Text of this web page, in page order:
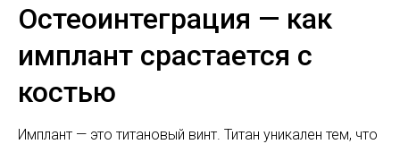
Остеоинтеграция — как
имплант срастается с
костью
Имплант — это титановый винт. Титан уникален тем, что